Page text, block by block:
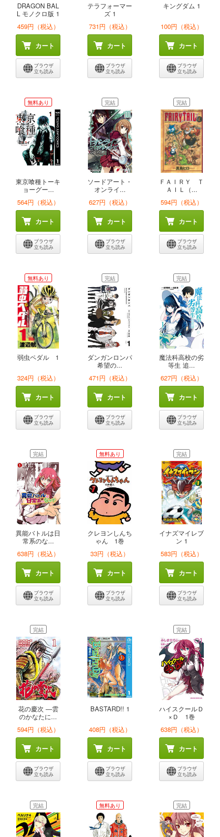
DRAGON BAL
L モノクロ版 1
459円（税込）
カート
ブラウザ
立ち読み
テラフォーマー
ズ 1
731円（税込）
カート
ブラウザ
立ち読み
キングダム 1
100円（税込）
カート
ブラウザ
立ち読み
無料あり
東京喰種トーキ
ョーグー...
564円（税込）
カート
ブラウザ
立ち読み
完結
ソードアート・
オンライ...
627円（税込）
カート
ブラウザ
立ち読み
完結
ＦＡＩＲＹ Ｔ
ＡＩＬ（...
594円（税込）
カート
ブラウザ
立ち読み
無料あり
弱虫ペダル 1
324円（税込）
カート
ブラウザ
立ち読み
完結
ダンガンロンパ
希望の...
471円（税込）
カート
ブラウザ
立ち読み
完結
魔法科高校の劣
等生 追...
627円（税込）
カート
ブラウザ
立ち読み
完結
異能バトルは日
常系のな...
638円（税込）
カート
ブラウザ
立ち読み
無料あり
クレヨンしんち
ゃん 1巻
33円（税込）
カート
ブラウザ
立ち読み
完結
イナズマイレブ
ン 1
583円（税込）
カート
ブラウザ
立ち読み
完結
花の慶次 ―雲
のかなたに...
594円（税込）
カート
ブラウザ
立ち読み
BASTARD!! 1
408円（税込）
カート
ブラウザ
立ち読み
完結
ハイスクールＤ
×Ｄ 1巻
638円（税込）
カート
ブラウザ
立ち読み
完結 無料あり 完結